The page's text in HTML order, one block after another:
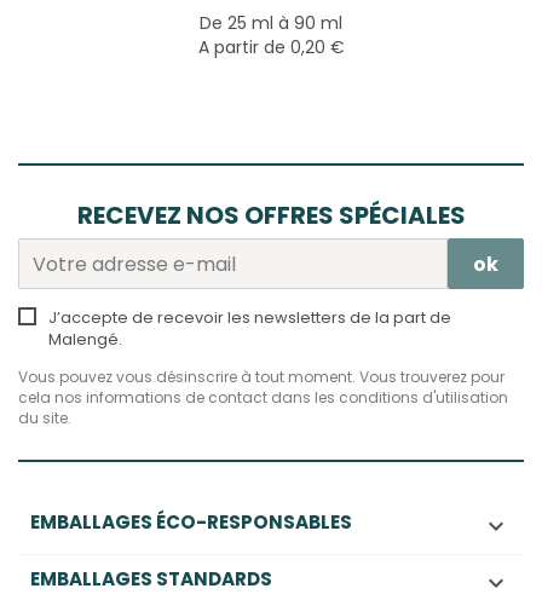
De 25 ml à 90 ml
A partir de 0,20 €
RECEVEZ NOS OFFRES SPÉCIALES
J’accepte de recevoir les newsletters de la part de
Malengé.
Vous pouvez vous désinscrire à tout moment. Vous trouverez pour
cela nos informations de contact dans les conditions d'utilisation
du site.
EMBALLAGES ÉCO-RESPONSABLES 
EMBALLAGES STANDARDS 